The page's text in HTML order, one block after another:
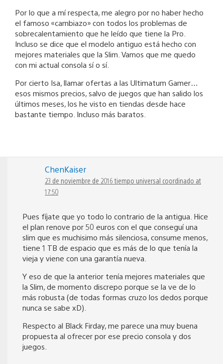
Por lo que a mí respecta, me alegro por no haber hecho
el famoso «cambiazo» con todos los problemas de
sobrecalentamiento que he leído que tiene la Pro.
Incluso se dice que el modelo antiguo está hecho con
mejores materiales que la Slim. Vamos que me quedo
con mi actual consola sí o sí.
Por cierto Isa, llamar ofertas a las Ultimatum Gamer…
esos mismos precios, salvo de juegos que han salido los
últimos meses, los he visto en tiendas desde hace
bastante tiempo. Incluso más baratos.
ChenKaiser
23 de noviembre de 2016 tiempo universal coordinado at
17:50
Pues fíjate que yo todo lo contrario de la antigua. Hice
el plan renove por 50 euros con el que conseguí una
slim que es muchisimo más silenciosa, consume menos,
tiene 1 TB de espacio que es más de lo que tenía la
vieja y viene con una garantía nueva.
Y eso de que la anterior tenía mejores materiales que
la Slim, de momento discrepo porque se la ve de lo
más robusta (de todas formas cruzo los dedos porque
nunca se sabe xD).
Respecto al Black Firday, me parece una muy buena
propuesta al ofrecer por ese precio consola y dos
juegos.